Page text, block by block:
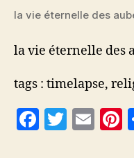
la vie éternelle des
la vie éternelle des
tags : timelapse,
F
T
E